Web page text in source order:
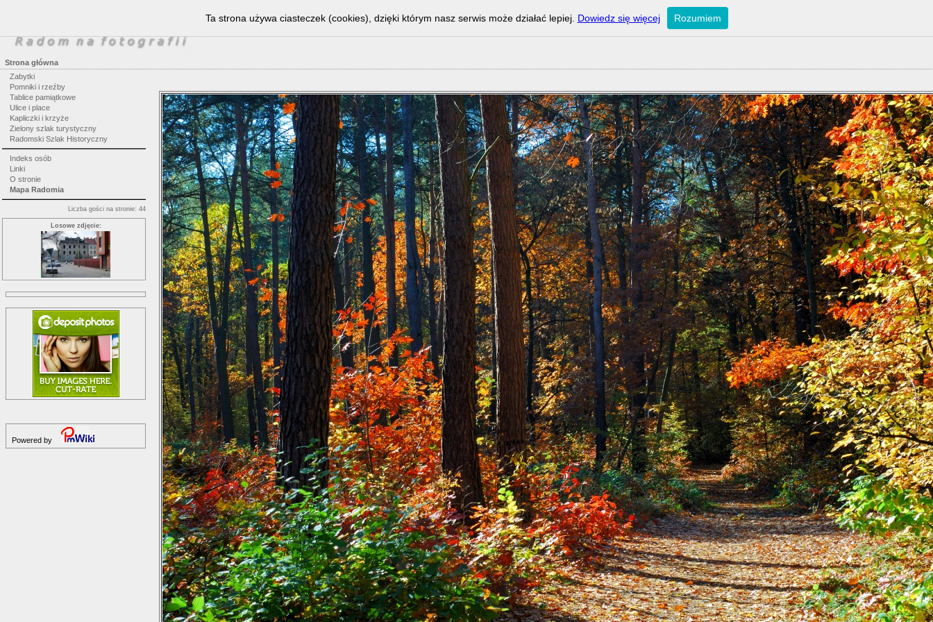
Strona główna
Zabytki
Pomniki i rzeźby
Tablice pamiątkowe
Ulice i place
Kapliczki i krzyże
Zielony szlak turystyczny
Radomski Szlak Historyczny
Indeks osób
Linki
O stronie
Mapa Radomia
Liczba gości na stronie: 44
Losowe zdjęcie:
Powered by
Ta strona używa ciasteczek (cookies), dzięki którym nasz serwis może działać lepiej. Dowiedz się więcej Rozumiem